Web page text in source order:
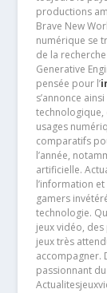
productions
Brave New
numérique se
de la
Generative
pensée pour l’
s’annonce
technologique,
usages
comparatifs
l’année,
artificielle.
l’information
gamers
technologie.
jeux vidéo,
jeux très
accompagner.
passionnant